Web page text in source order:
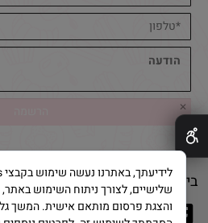
בייק אנד קייק © 2025 All Rights Reserved
✕
שלישיים, לצורך ניתוח השימוש באתר,
והצגת פרסום מותאם אישית. המשך